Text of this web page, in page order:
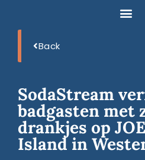
Back
SodaStream
badgasten met
drankjes op
Island in